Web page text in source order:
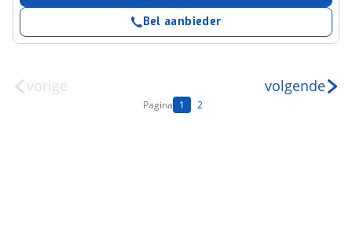
Bel aanbieder
vorige
Pagina 1 2
volgende